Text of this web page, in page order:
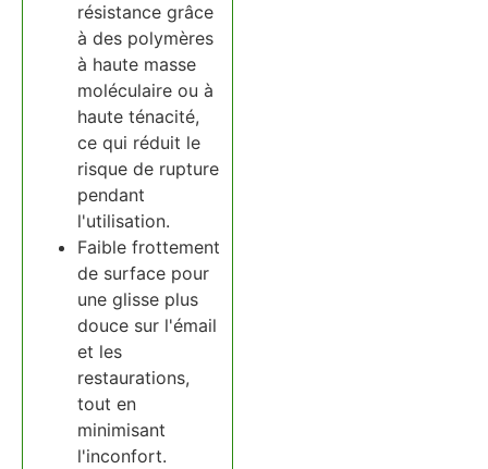
résistance grâce
à des polymères
à haute masse
moléculaire ou à
haute ténacité,
ce qui réduit le
risque de rupture
pendant
l'utilisation.
Faible frottement
de surface pour
une glisse plus
douce sur l'émail
et les
restaurations,
tout en
minimisant
l'inconfort.